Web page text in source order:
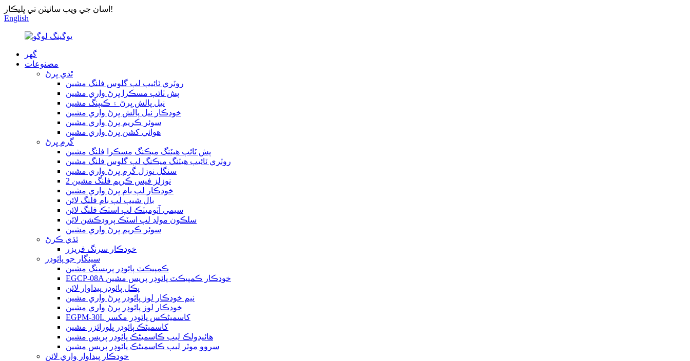
اسان جي ويب سائيٽن تي ڀليڪار!
English
گھر
مصنوعات
ٿڌي ڀرڻ
روٽري ٽائيپ لپ گلوس فلنگ مشين
پش ٽائپ مسڪرا ڀرڻ واري مشين
نيل پالش ڀرڻ ۽ ڪيپنگ مشين
خودڪار نيل پالش ڀرڻ واري مشين
سوئر ڪريم ڀرڻ واري مشين
هوائي کشن ڀرڻ واري مشين
گرم ڀرڻ
پش ٽائپ هيٽنگ ميڪنگ مسڪرا فلنگ مشين
روٽري ٽائيپ هيٽنگ ميڪنگ لپ گلوس فلنگ مشين
سنگل نوزل گرم ڀرڻ واري مشين
2 نوزلز فيس ڪريم فلنگ مشين
خودڪار لپ بام ڀرڻ واري مشين
بال شيپ لپ بام فلنگ لائن
سيمي آٽوميٽڪ لپ اسٽڪ فلنگ لائن
سلڪون مولڊ لپ اسٽڪ پروڊڪشن لائن
سوئر ڪريم ڀرڻ واري مشين
ٿڌي ڪرڻ
خودڪار سرنگ فريزر
سينگار جو پائوڊر
ڪمپيڪٽ پائوڊر پريسنگ مشين
EGCP-08A خودڪار ڪمپيڪٽ پائوڊر پريس مشين
پڪل پائوڊر پيداوار لائن
نيم خودڪار لوز پائوڊر ڀرڻ واري مشين
خودڪار لوز پائوڊر ڀرڻ واري مشين
EGPM-30L کاسمیٹڪس پائوڊر مکسر
کاسمیٹڪ پائوڊر پلورائزر مشين
هائيڊولڪ ليب ڪاسمیٹڪ پائوڊر پريس مشين
سروو موٽر ليب ڪاسمیٹڪ پائوڊر پريس مشين
خودڪار پيداوار واري لائن